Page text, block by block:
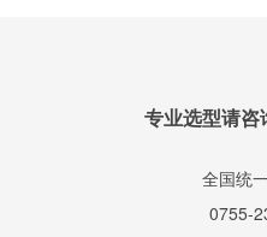
专业选型请咨
全国统
0755-